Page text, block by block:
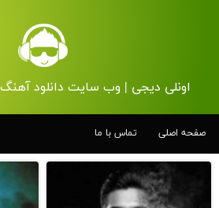
اونلی دیجی | وب سایت دانلود
صفحه اصلی تماس با ما